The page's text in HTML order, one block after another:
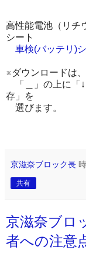
高性能電池（リチ
シート
車検(バッテリ)
※ダウンロードは
「＿」の上に「↓
存」を
選びます。
京滋奈ブロック長
共有
京滋奈ブロ
者への注意